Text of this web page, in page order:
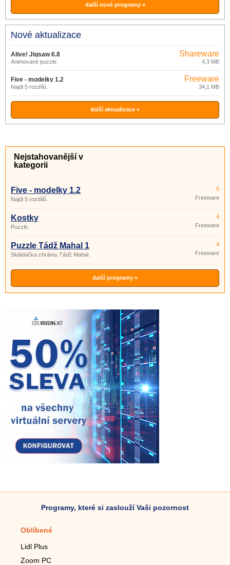
další nové programy »
Nové aktualizace
Alive! Jigsaw 6.8
Animované puzzle.
Shareware
4,3 MB
Five - modelky 1.2
Najdi 5 rozdílů.
Freeware
34,1 MB
další aktualizace »
Nejstahovanější v
kategorii
Five - modelky 1.2
Najdi 5 rozdílů.
5
Freeware
Kostky
Puzzle.
4
Freeware
Puzzle Tádž Mahal 1
Skládačka chrámu Tádž Mahal.
4
Freeware
další programy »
Programy, které si zaslouží Vaši pozornost
Oblíbené
Lidl Plus
Zoom PC